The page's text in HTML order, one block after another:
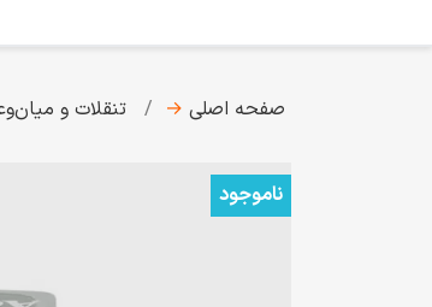
صفحه اصلی → تنقلات و
ناموجود